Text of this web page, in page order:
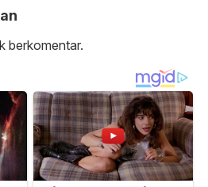
berkomentar.